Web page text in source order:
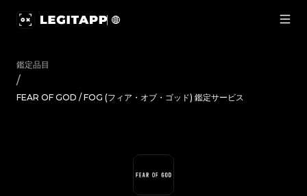
鑑定品目
/
FEAR OF GOD / FOG (フィア・オブ・ゴッド) 鑑定サービス